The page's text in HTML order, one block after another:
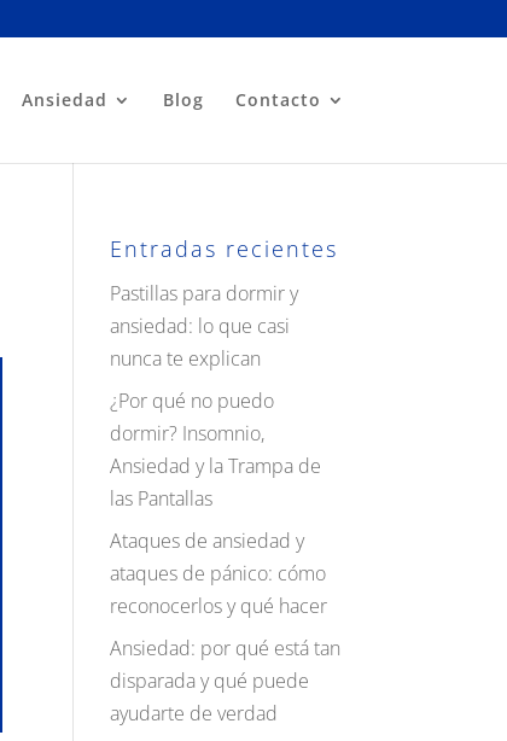
Ansiedad Blog Contacto
Entradas recientes
Pastillas para dormir y
ansiedad: lo que casi
nunca te explican
¿Por qué no puedo
dormir? Insomnio,
Ansiedad y la Trampa de
las Pantallas
Ataques de ansiedad y
ataques de pánico: cómo
reconocerlos y qué hacer
Ansiedad: por qué está tan
disparada y qué puede
ayudarte de verdad